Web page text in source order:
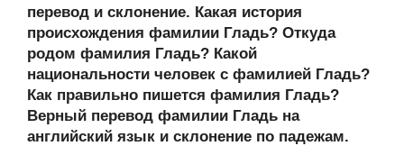
a
ss
ni
ki
o
o
k
ur
n
al
A
p
p
a
m
в
и
ть
перевод и склонение. Какая история
происхождения фамилии Гладь? Откуда
родом фамилия Гладь? Какой
национальности человек с фамилией Гладь?
Как правильно пишется фамилия Гладь?
Верный перевод фамилии Гладь на
английский язык и склонение по падежам.